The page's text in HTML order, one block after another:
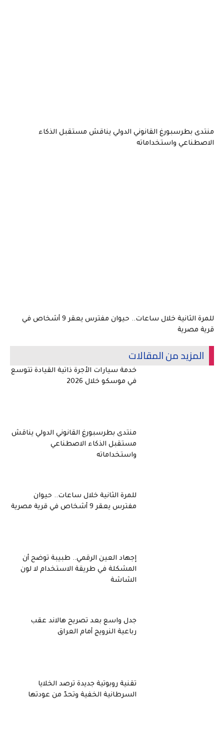
منتدى بطرسبورغ القانوني الدولي يناقش مستقبل الذكاء
الاصطناعي واستخداماته
للمرة الثانية خلال ساعات.. حيوان مفترس يعقر 9 أشخاص في
قرية مصرية
المزيد من المقالات
خدمة سيارات الأجرة ذاتية القيادة تتوسع
في موسكو خلال 2026
منتدى بطرسبورغ القانوني الدولي يناقش
مستقبل الذكاء الاصطناعي
واستخداماته
للمرة الثانية خلال ساعات.. حيوان
مفترس يعقر 9 أشخاص في قرية مصرية
إجهاد العين الرقمي.. طبيبة توضح أن
المشكلة في طريقة الاستخدام لا لون
الشاشة
جدل واسع بعد تصريح هالاند عقب
رباعية النرويج أمام العراق
تقنية روبوتية جديدة ترصد الخلايا
السرطانية الخفية وتحدّ من عودتها